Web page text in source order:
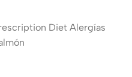
Diet Alergías